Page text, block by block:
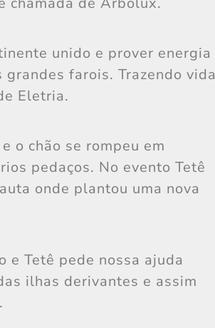
unido e prover energia
farois. Trazendo vida
Eletria.
o chão se rompeu em
pedaços. No evento Tetê
onde plantou uma nova
e Tetê pede nossa ajuda
ilhas derivantes e assim